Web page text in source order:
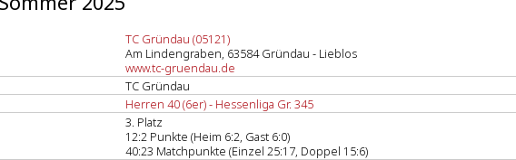
TC Gründau (05121)
Am Lindengraben, 63584 Gründau - Lieblos
www.tc-gruendau.de
TC Gründau
Herren 40 (6er) - Hessenliga Gr. 345
3. Platz
12:2 Punkte (Heim 6:2, Gast 6:0)
40:23 Matchpunkte (Einzel 25:17, Doppel 15:6)